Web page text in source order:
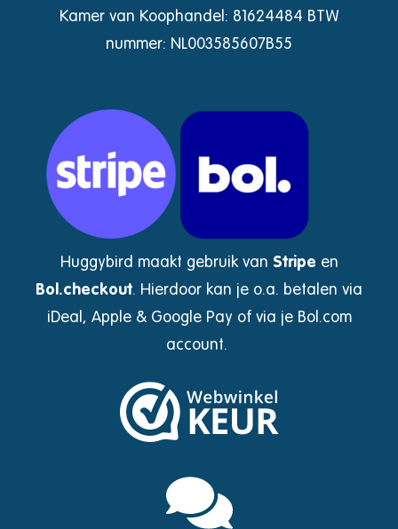
Kamer van Koophandel: 81624484 BTW
nummer: NL003585607B55
Huggybird maakt gebruik van Stripe en
Bol.checkout. Hierdoor kan je o.a. betalen via
iDeal, Apple & Google Pay of via je Bol.com
account.